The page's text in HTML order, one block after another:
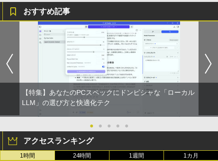
おすすめ記事
【特集】あなたのPCスペックにドンピシャな「ローカル
LLM」の選び方と快適化テク
● ● ● ● ●
アクセスランキング
1時間 24時間 1週間 1カ月